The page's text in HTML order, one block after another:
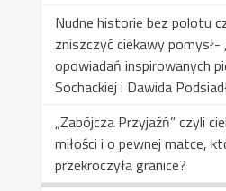
Nudne historie bez polotu
zniszczyć ciekawy pomysł-
opowiadań inspirowanych
Sochackiej i Dawida
„Zabójcza Przyjaźń” czyli
miłości i o pewnej matce,
przekroczyła granice?